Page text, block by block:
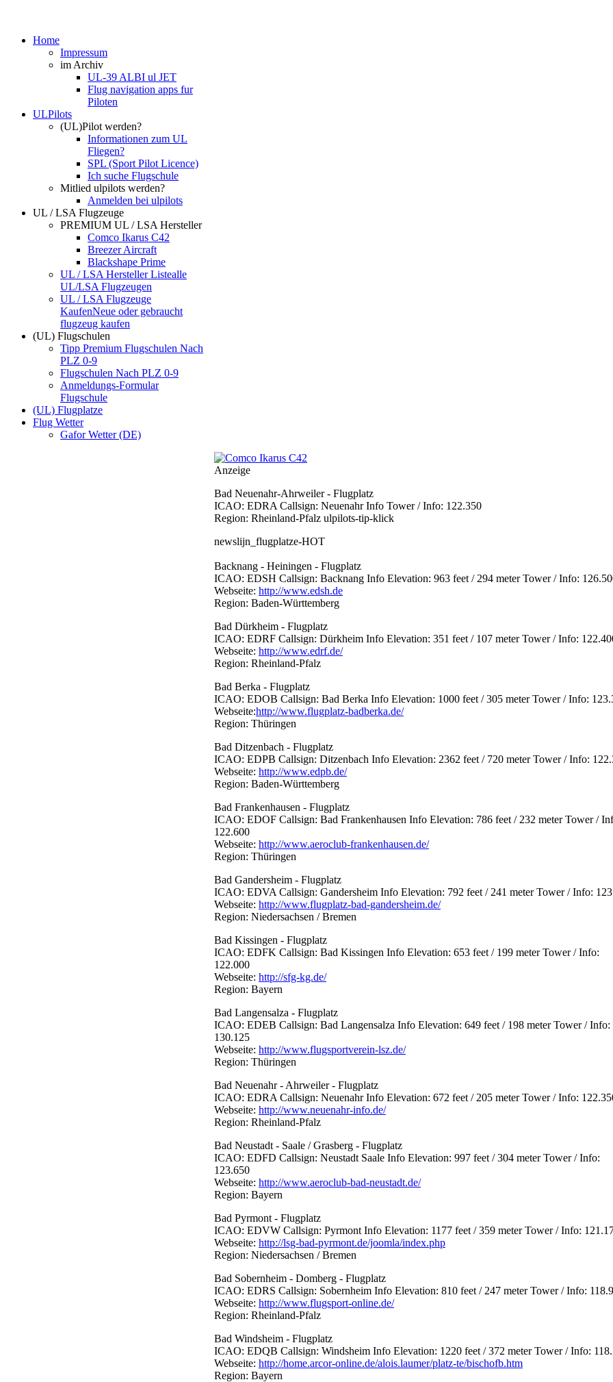
Home
Impressum
im Archiv
UL-39 ALBI ul JET
Flug navigation apps fur
Piloten
ULPilots
(UL)Pilot werden?
Informationen zum UL
Fliegen?
SPL (Sport Pilot Licence)
Ich suche Flugschule
Mitlied ulpilots werden?
Anmelden bei ulpilots
UL / LSA Flugzeuge
PREMIUM UL / LSA Hersteller
Comco Ikarus C42
Breezer Aircraft
Blackshape Prime
UL / LSA Hersteller Listealle
UL/LSA Flugzeugen
UL / LSA Flugzeuge
KaufenNeue oder gebraucht
flugzeug kaufen
(UL) Flugschulen
Tipp Premium Flugschulen Nach
PLZ 0-9
Flugschulen Nach PLZ 0-9
Anmeldungs-Formular
Flugschule
(UL) Flugplatze
Flug Wetter
Gafor Wetter (DE)
Anzeige
Bad Neuenahr-Ahrweiler - Flugplatz
ICAO: EDRA Callsign: Neuenahr Info Tower / Info: 122.350
Region: Rheinland-Pfalz ulpilots-tip-klick
newslijn_flugplatze-HOT
Backnang - Heiningen - Flugplatz
ICAO: EDSH Callsign: Backnang Info Elevation: 963 feet / 294 meter Tower / Info:
Webseite: http://www.edsh.de
Region: Baden-Württemberg
Bad Dürkheim - Flugplatz
ICAO: EDRF Callsign: Dürkheim Info Elevation: 351 feet / 107 meter Tower / Info:
Webseite: http://www.edrf.de/
Region: Rheinland-Pfalz
Bad Berka - Flugplatz
ICAO: EDOB Callsign: Bad Berka Info Elevation: 1000 feet / 305 meter Tower / Info:
Webseite:http://www.flugplatz-badberka.de/
Region: Thüringen
Bad Ditzenbach - Flugplatz
ICAO: EDPB Callsign: Ditzenbach Info Elevation: 2362 feet / 720 meter Tower / Info:
Webseite: http://www.edpb.de/
Region: Baden-Württemberg
Bad Frankenhausen - Flugplatz
ICAO: EDOF Callsign: Bad Frankenhausen Info Elevation: 786 feet / 232 meter Tower /
122.600
Webseite: http://www.aeroclub-frankenhausen.de/
Region: Thüringen
Bad Gandersheim - Flugplatz
ICAO: EDVA Callsign: Gandersheim Info Elevation: 792 feet / 241 meter Tower / Info:
Webseite: http://www.flugplatz-bad-gandersheim.de/
Region: Niedersachsen / Bremen
Bad Kissingen - Flugplatz
ICAO: EDFK Callsign: Bad Kissingen Info Elevation: 653 feet / 199 meter Tower / Info:
122.000
Webseite: http://sfg-kg.de/
Region: Bayern
Bad Langensalza - Flugplatz
ICAO: EDEB Callsign: Bad Langensalza Info Elevation: 649 feet / 198 meter Tower / Info:
130.125
Webseite: http://www.flugsportverein-lsz.de/
Region: Thüringen
Bad Neuenahr - Ahrweiler - Flugplatz
ICAO: EDRA Callsign: Neuenahr Info Elevation: 672 feet / 205 meter Tower / Info:
Webseite: http://www.neuenahr-info.de/
Region: Rheinland-Pfalz
Bad Neustadt - Saale / Grasberg - Flugplatz
ICAO: EDFD Callsign: Neustadt Saale Info Elevation: 997 feet / 304 meter Tower / Info:
123.650
Webseite: http://www.aeroclub-bad-neustadt.de/
Region: Bayern
Bad Pyrmont - Flugplatz
ICAO: EDVW Callsign: Pyrmont Info Elevation: 1177 feet / 359 meter Tower / Info:
Webseite: http://lsg-bad-pyrmont.de/joomla/index.php
Region: Niedersachsen / Bremen
Bad Sobernheim - Domberg - Flugplatz
ICAO: EDRS Callsign: Sobernheim Info Elevation: 810 feet / 247 meter Tower / Info:
Webseite: http://www.flugsport-online.de/
Region: Rheinland-Pfalz
Bad Windsheim - Flugplatz
ICAO: EDQB Callsign: Windsheim Info Elevation: 1220 feet / 372 meter Tower / Info:
Webseite: http://home.arcor-online.de/alois.laumer/platz-te/bischofb.htm
Region: Bayern